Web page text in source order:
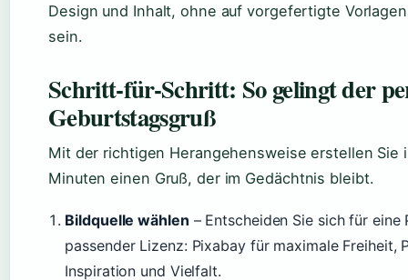
Design und Inhalt, ohne auf vorgefertigte
sein.
Schritt-für-Schritt: So gelingt der
Geburtstagsgruß
Mit der richtigen Herangehensweise erstellen Sie
Minuten einen Gruß, der im Gedächtnis bleibt.
Bildquelle wählen – Entscheiden Sie sich für
passender Lizenz: Pixabay für maximale Freiheit,
Inspiration und Vielfalt.